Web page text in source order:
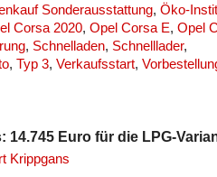
Sonderausstattung, Öko-
Corsa 2020, Opel Corsa E, Opel
, Schnelladen, Schnelllader,
, Typ 3, Verkaufsstart,
14.745 Euro für die LPG-
Krippgans